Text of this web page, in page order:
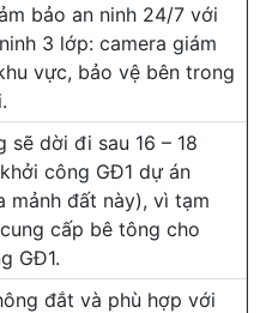
bảo an ninh 24/7 với
3 lớp: camera giám
vực, bảo vệ bên trong
sẽ dời đi sau 16 – 18
công GĐ1 dự án
mảnh đất này), vì tạm
cấp bê tông cho
GĐ1.
đắt và phù hợp với